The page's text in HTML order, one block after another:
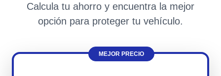
Calcula tu ahorro y encuentra la mejor
opción para proteger tu vehículo.
MEJOR PRECIO